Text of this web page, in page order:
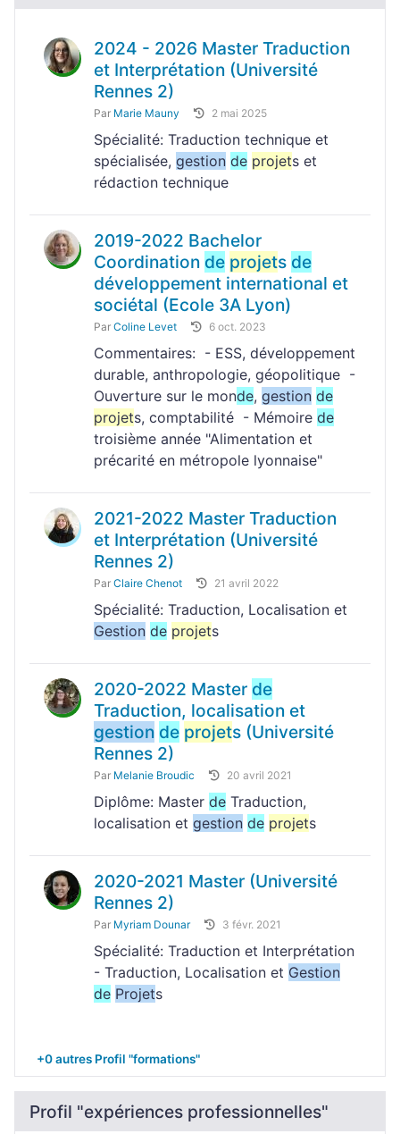
2024 - 2026 Master Traduction
et Interprétation (Université
Rennes 2)
Par Marie Mauny 2 mai 2025
Spécialité: Traduction technique et
spécialisée, gestion de projets et
rédaction technique
2019-2022 Bachelor
Coordination de projets de
développement international et
sociétal (Ecole 3A Lyon)
Par Coline Levet 6 oct. 2023
Commentaires: - ESS, développement
durable, anthropologie, géopolitique -
Ouverture sur le monde, gestion de
projets, comptabilité - Mémoire de
troisième année "Alimentation et
précarité en métropole lyonnaise"
2021-2022 Master Traduction
et Interprétation (Université
Rennes 2)
Par Claire Chenot 21 avril 2022
Spécialité: Traduction, Localisation et
Gestion de projets
2020-2022 Master de
Traduction, localisation et
gestion de projets (Université
Rennes 2)
Par Melanie Broudic 20 avril 2021
Diplôme: Master de Traduction,
localisation et gestion de projets
2020-2021 Master (Université
Rennes 2)
Par Myriam Dounar 3 févr. 2021
Spécialité: Traduction et Interprétation
- Traduction, Localisation et Gestion
de Projets
+0 autres Profil "formations"
Profil "expériences professionnelles"